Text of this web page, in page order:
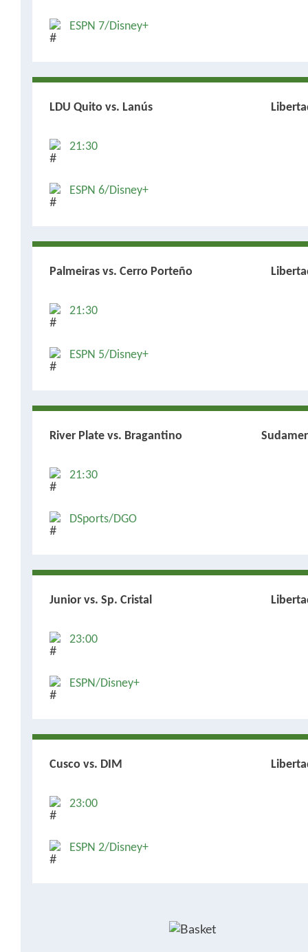
ESPN 7/Disney+
LDU Quito vs. Lanús
21:30
ESPN 6/Disney+
Palmeiras vs. Cerro Porteño
21:30
ESPN 5/Disney+
River Plate vs. Bragantino
21:30
DSports/DGO
Junior vs. Sp. Cristal
23:00
ESPN/Disney+
Cusco vs. DIM
23:00
ESPN 2/Disney+